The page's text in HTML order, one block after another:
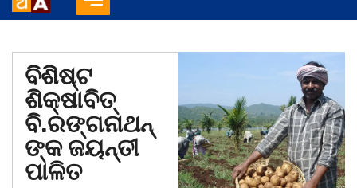
ବିଶିଷ୍ଟ
ଶିକ୍ଷାବିତ୍
ବି.ରଙ୍ଗନାଥନ୍
ଙ୍କ ଜୟନ୍ତୀ
ପାଳିତ